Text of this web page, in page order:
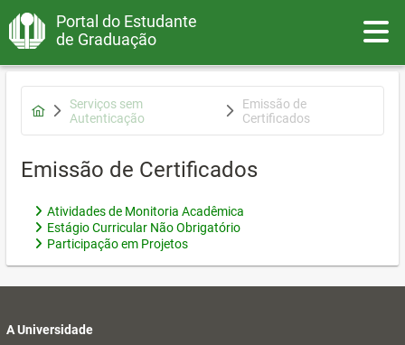
Portal do Estudante
de Graduação
Serviços sem
Autenticação
Emissão de
Certificados
Emissão de Certificados
Atividades de Monitoria Acadêmica
Estágio Curricular Não Obrigatório
Participação em Projetos
A Universidade